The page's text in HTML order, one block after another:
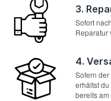
3.
Sofort
Reparatur
4.
Sofern
erhältst
bereits